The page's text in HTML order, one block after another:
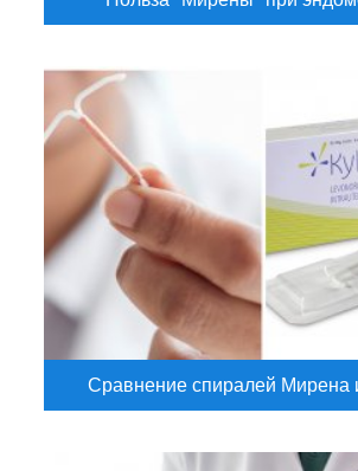
Сравнение спиралей Мирена